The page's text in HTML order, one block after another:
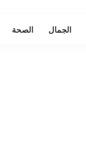
الجمال الصحة